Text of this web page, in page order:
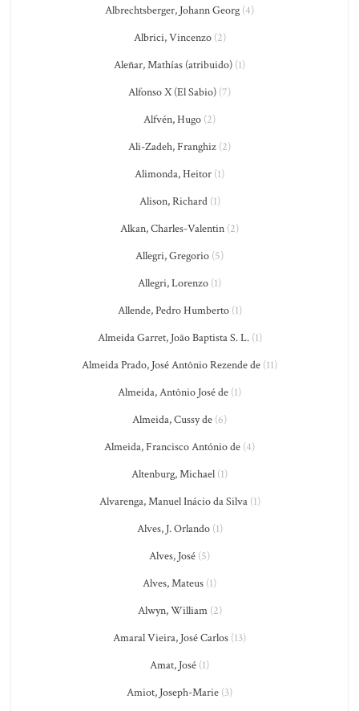
Albrechtsberger, Johann Georg (4)
Albrici, Vincenzo(2)
Aleñar, Mathías (atribuido) (1)
Alfonso X (El Sabio) (7)
Alfvén, Hugo (2)
Ali-Zadeh, Franghiz (2)
Alimonda, Heitor (1)
Alison, Richard(1)
Alkan, Charles-Valentin (2)
Allegri, Gregorio (5)
Allegri, Lorenzo (1)
Allende, Pedro Humberto(1)
Almeida Garret, João Baptista S. L.(1)
Almeida Prado, José Antônio Rezende de (11)
Almeida, Antônio José de (1)
Almeida, Cussy de (6)
Almeida, Francisco António de (4)
Altenburg, Michael (1)
Alvarenga, Manuel Inácio da Silva(1)
Alves, J. Orlando(1)
Alves, José (5)
Alves, Mateus (1)
Alwyn, William(2)
Amaral Vieira, José Carlos (13)
Amat, José (1)
Amiot, Joseph-Marie (3)